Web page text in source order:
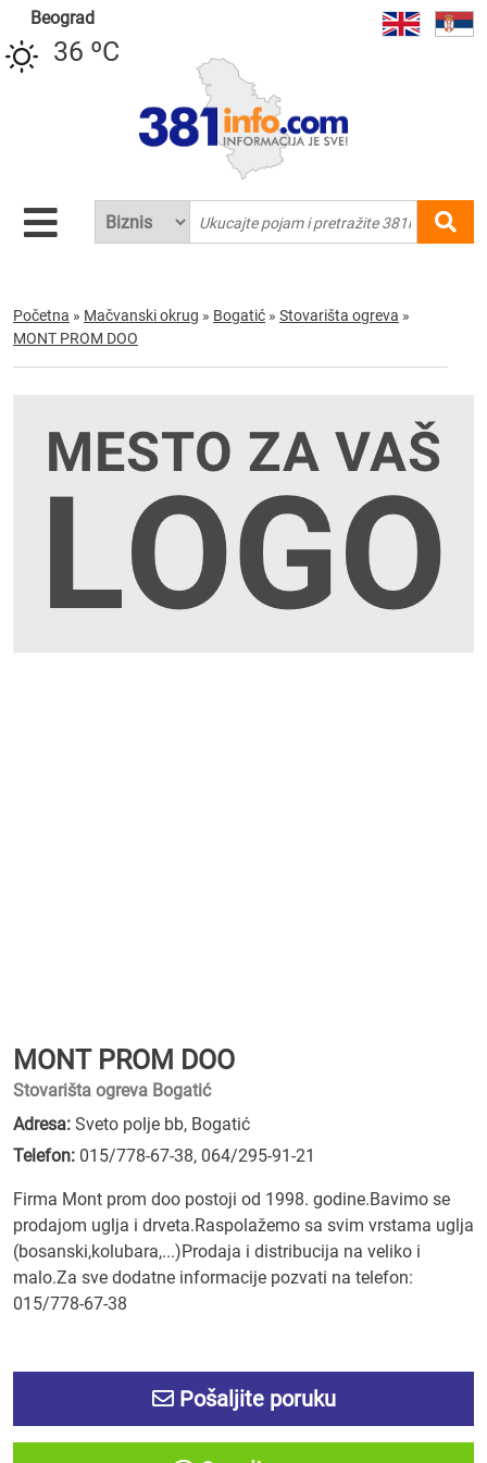
Beograd
36 ºC
Početna » Mačvanski okrug » Bogatić » Stovarišta ogreva »
MONT PROM DOO
MONT PROM DOO
Stovarišta ogreva Bogatić
Adresa: Sveto polje bb, Bogatić
Telefon: 015/778-67-38, 064/295-91-21
Firma Mont prom doo postoji od 1998. godine.Bavimo se
prodajom uglja i drveta.Raspolažemo sa svim vrstama uglja
(bosanski,kolubara,...)Prodaja i distribucija na veliko i
malo.Za sve dodatne informacije pozvati na telefon:
015/778-67-38
Pošaljite poruku